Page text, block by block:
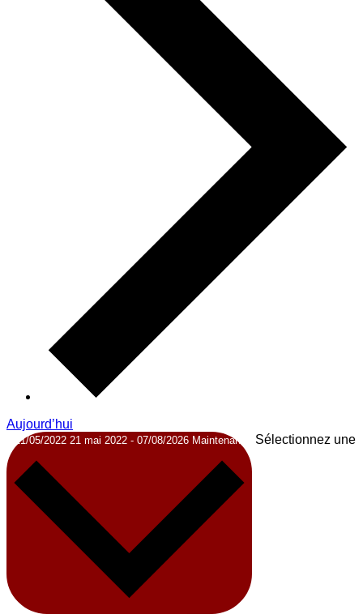
Aujourd’hui
21/05/2022 21 mai 2022 - 07/08/2026 Maintenant Sélectionnez une